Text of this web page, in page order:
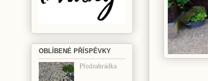
OBLÍBENÉ PŘÍSPĚVKY
Předzahrádka